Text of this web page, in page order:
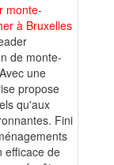
monte-
à Bruxelles
de monte-
une
propose
qu'aux
Fini
efficace de